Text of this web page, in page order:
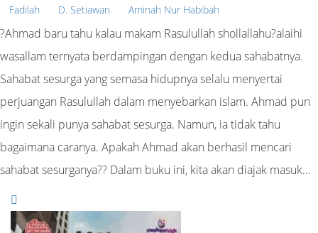
Fadilah D. Setiawan Aminah Nur Habibah
?Ahmad baru tahu kalau makam Rasulullah shollallahu?alaihi
wasallam ternyata berdampingan dengan kedua sahabatnya.
Sahabat sesurga yang semasa hidupnya selalu menyertai
perjuangan Rasulullah dalam menyebarkan islam. Ahmad pun
ingin sekali punya sahabat sesurga. Namun, ia tidak tahu
bagaimana caranya. Apakah Ahmad akan berhasil mencari
sahabat sesurganya?? Dalam buku ini, kita akan diajak masuk…